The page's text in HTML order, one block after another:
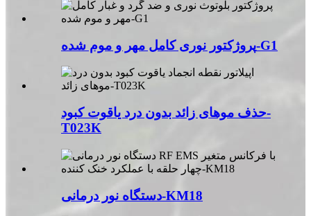
پروژکتور نوری کامل مهر و موم شده-G1
حذف موهای زائد بدون درد یاقوت کبود-
T023K
دستگاه نور درمانی-KM18